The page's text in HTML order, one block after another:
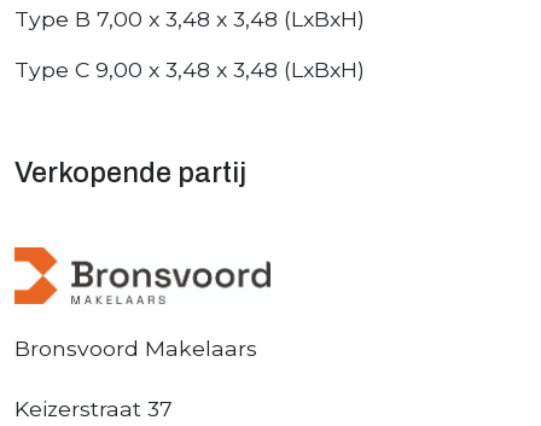
Type B 7,00 x 3,48 x 3,48 (LxBxH)
Type C 9,00 x 3,48 x 3,48 (LxBxH)
Verkopende partij
Bronsvoord Makelaars
Keizerstraat 37